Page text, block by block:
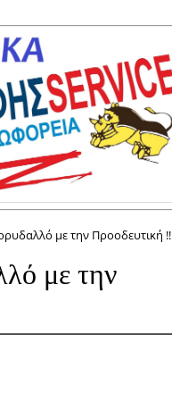
με την Προοδευτική !!
με την